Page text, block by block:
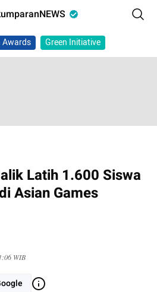
Awards Green Initiative
Latih 1.600 Siswa
Asian Games
WIB